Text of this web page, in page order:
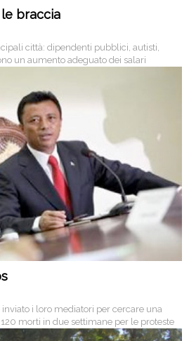
braccia
città: dipendenti pubblici, autisti,
un aumento adeguato dei salari
recessione economica. Scongiurato
i loro mediatori per cercare una
morti in due settimane per le proteste
di un dialogo sembra davvero lontana: il